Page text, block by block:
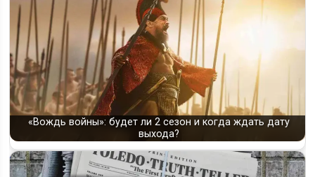
«Вождь войны»: будет ли 2 сезон и когда ждать дату
выхода?